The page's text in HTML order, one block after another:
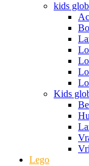
kids
Kids
Lego